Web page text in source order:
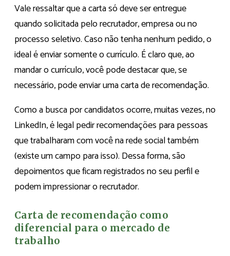
Vale ressaltar que a carta só deve ser entregue
quando solicitada pelo recrutador, empresa ou no
processo seletivo. Caso não tenha nenhum pedido, o
ideal é enviar somente o currículo. É claro que, ao
mandar o currículo, você pode destacar que, se
necessário, pode enviar uma carta de recomendação.
Como a busca por candidatos ocorre, muitas vezes, no
LinkedIn, é legal pedir recomendações para pessoas
que trabalharam com você na rede social também
(existe um campo para isso). Dessa forma, são
depoimentos que ficam registrados no seu perfil e
podem impressionar o recrutador.
Carta de recomendação como
diferencial para o mercado de
trabalho